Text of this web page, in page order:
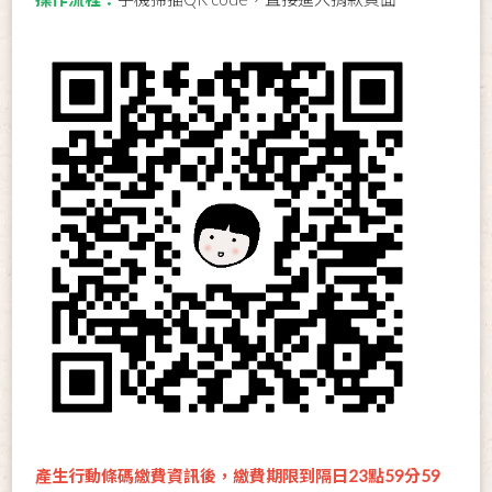
產生行動條碼繳費資訊後，繳費期限到隔日23點59分59